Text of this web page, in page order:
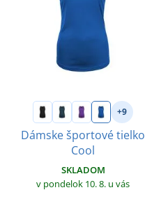
+9
Dámske športové tielko
Cool
SKLADOM
v pondelok 10. 8. u vás